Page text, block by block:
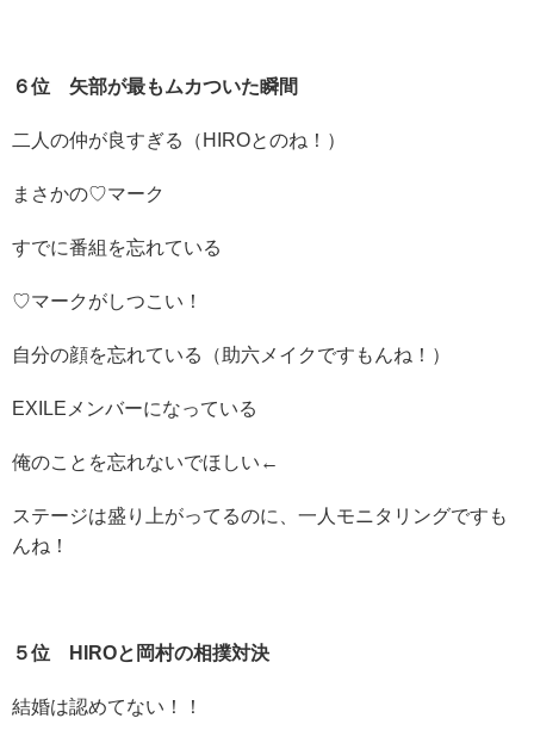
６位 矢部が最もムカついた瞬間
二人の仲が良すぎる（HIROとのね！）
まさかの♡マーク
すでに番組を忘れている
♡マークがしつこい！
自分の顔を忘れている（助六メイクですもんね！）
EXILEメンバーになっている
俺のことを忘れないでほしい←
ステージは盛り上がってるのに、一人モニタリングですも
んね！
５位 HIROと岡村の相撲対決
結婚は認めてない！！